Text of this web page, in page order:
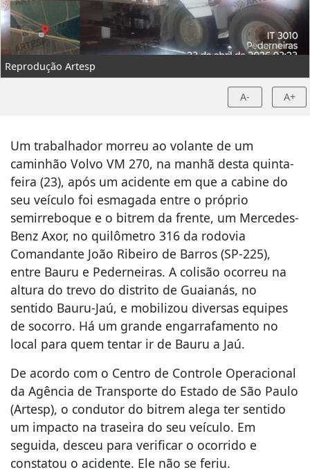
Reprodução Artesp
A- A+
Um trabalhador morreu ao volante de um
caminhão Volvo VM 270, na manhã desta quinta-
feira (23), após um acidente em que a cabine do
seu veículo foi esmagada entre o próprio
semirreboque e o bitrem da frente, um Mercedes-
Benz Axor, no quilômetro 316 da rodovia
Comandante João Ribeiro de Barros (SP-225),
entre Bauru e Pederneiras. A colisão ocorreu na
altura do trevo do distrito de Guaianás, no
sentido Bauru-Jaú, e mobilizou diversas equipes
de socorro. Há um grande engarrafamento no
local para quem tentar ir de Bauru a Jaú.
De acordo com o Centro de Controle Operacional
da Agência de Transporte do Estado de São Paulo
(Artesp), o condutor do bitrem alega ter sentido
um impacto na traseira do seu veículo. Em
seguida, desceu para verificar o ocorrido e
constatou o acidente. Ele não se feriu.